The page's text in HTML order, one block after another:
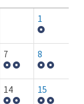
1
7 8
14 15